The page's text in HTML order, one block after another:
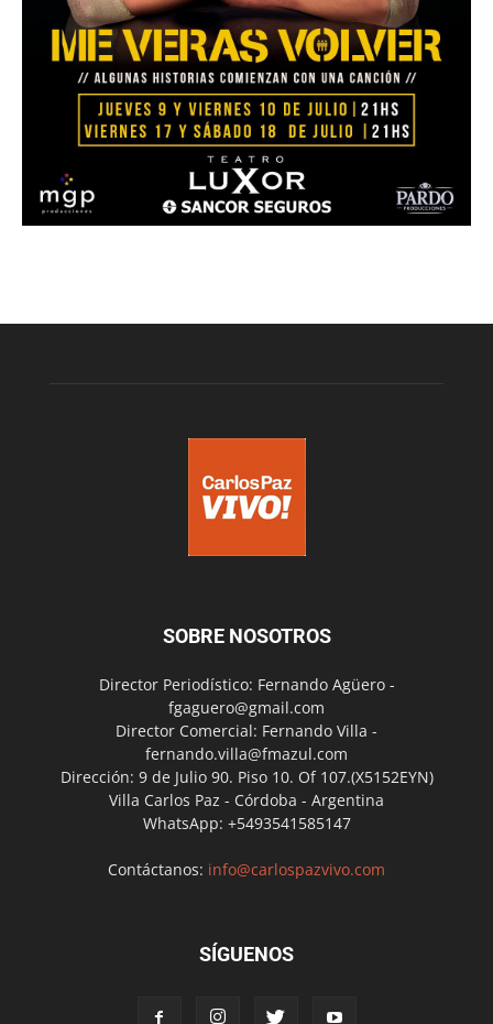
SOBRE NOSOTROS
Director Periodístico: Fernando Agüero -
fgaguero@gmail.com
Director Comercial: Fernando Villa -
fernando.villa@fmazul.com
Dirección: 9 de Julio 90. Piso 10. Of 107.(X5152EYN)
Villa Carlos Paz - Córdoba - Argentina
WhatsApp: +5493541585147
Contáctanos: info@carlospazvivo.com
SÍGUENOS